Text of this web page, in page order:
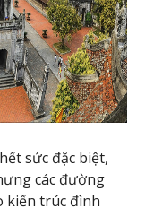
sức đặc biệt,
các đường
kiến trúc đình